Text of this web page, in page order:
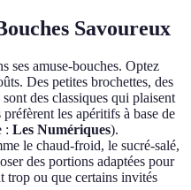
Savoureux
ses amuse-bouches. Optez
Des petites brochettes, des
des classiques qui plaisent
les apéritifs à base de
: Les Numériques).
le chaud-froid, le sucré-salé,
des portions adaptées pour
trop ou que certains invités